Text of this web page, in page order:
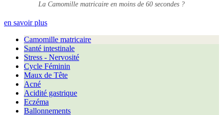
La Camomille matricaire en moins de 60 secondes ?
en savoir plus
Camomille matricaire
Santé intestinale
Stress - Nervosité
Cycle Féminin
Maux de Tête
Acné
Acidité gastrique
Eczéma
Ballonnements